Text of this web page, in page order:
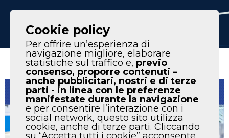
Cookie policy
Per offrire un’esperienza di
navigazione migliore, elaborare
statistiche sul traffico e, previo
consenso, proporre contenuti –
anche pubblicitari, nostri e di terze
parti - in linea con le preferenze
manifestate durante la navigazione
e per consentire l’interazione con i
social network, questo sito utilizza
cookie, anche di terze parti. Cliccando